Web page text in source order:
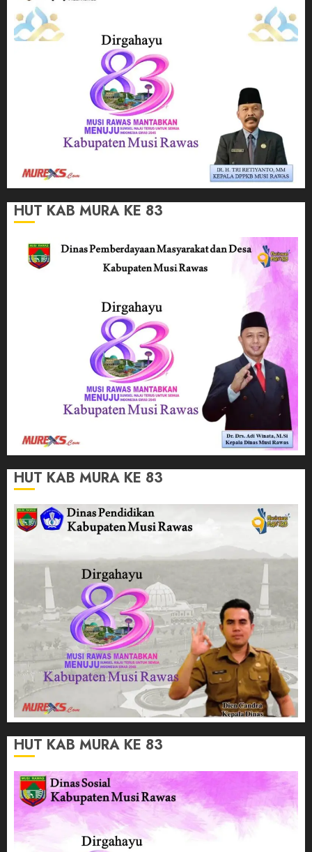
HUT KAB MURA KE 83
HUT KAB MURA KE 83
HUT KAB MURA KE 83